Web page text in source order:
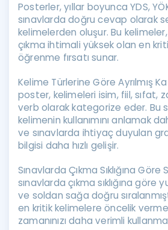
Posterler, yıllar boyunca YDS,
sınavlarda doğru cevap olarak
kelimelerden oluşur. Bu
çıkma ihtimali yüksek olan en
öğrenme fırsatı sunar.
Kelime Türlerine Göre Ayrılmış
poster, kelimeleri isim, fiil, sıfat,
verb olarak kategorize eder. Bu
kelimenin kullanımını anlamak
ve sınavlarda ihtiyaç duyulan
bilgisi daha hızlı gelişir.
Sınavlarda Çıkma Sıklığına
sınavlarda çıkma sıklığına göre
ve soldan sağa doğru
en kritik kelimelere öncelik
zamanınızı daha verimli